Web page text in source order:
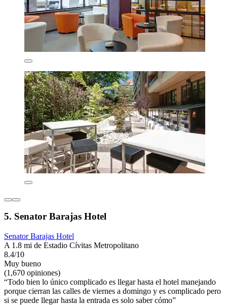
5. Senator Barajas Hotel
Senator Barajas Hotel
A 1.8 mi de Estadio Cívitas Metropolitano
8.4/10
Muy bueno
(1,670 opiniones)
“Todo bien lo único complicado es llegar hasta el hotel manejando
porque cierran las calles de viernes a domingo y es complicado pero
si se puede llegar hasta la entrada es solo saber cómo”